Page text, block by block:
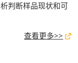
判断样品现状和可
查看更多>>